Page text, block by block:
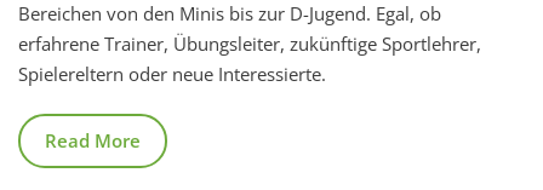
Bereichen von den Minis bis zur D-Jugend. Egal, ob
erfahrene Trainer, Übungsleiter, zukünftige Sportlehrer,
Spielereltern oder neue Interessierte.
Read More